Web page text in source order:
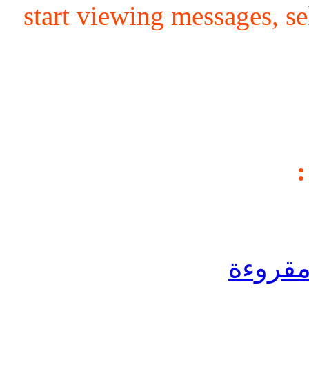
start viewing messages,